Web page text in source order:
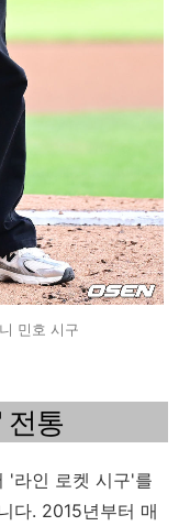
민호 시구
전통
'라인 로켓 시구'를
다. 2015년부터 매